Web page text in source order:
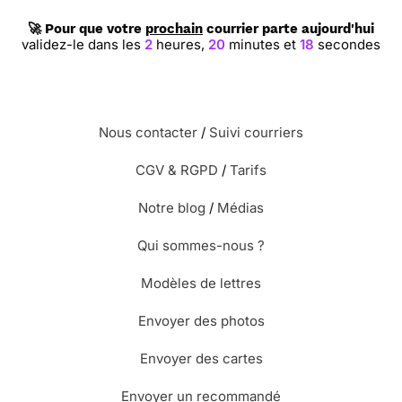
⭐⭐⭐⭐⭐ Le 09/07/2012 : Très mignonne cette
carte d'anniversaire venant d'un carte postale
ancienne. ça me fait penser à des livres ancien
d'écolier ou à des dessins d'images de bon point
comme dans le temps.
beauté des cartes anciennes et leur côté
🚀 Pour que votre prochain courrier parte aujourd'hui
validez-le dans les 2 heures, 20 minutes et17 secondes
Nous contacter / Suivi courriers
CGV & RGPD / Tarifs
Notre blog / Médias
Qui sommes-nous ?
Modèles de lettres
Envoyer des photos
Envoyer des cartes
Envoyer un recommandé